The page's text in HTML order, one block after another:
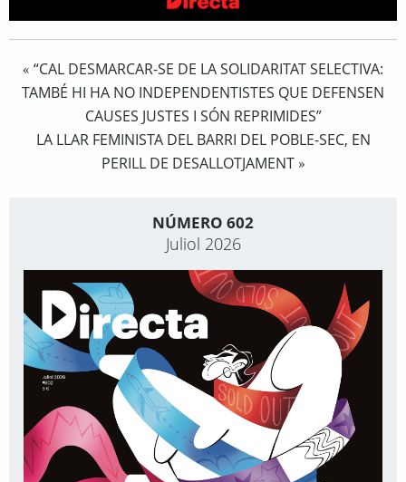
« “CAL DESMARCAR-SE DE LA SOLIDARITAT SELECTIVA:
TAMBÉ HI HA NO INDEPENDENTISTES QUE DEFENSEN
CAUSES JUSTES I SÓN REPRIMIDES”
LA LLAR FEMINISTA DEL BARRI DEL POBLE-SEC, EN
PERILL DE DESALLOTJAMENT»
NÚMERO 602
Juliol 2026